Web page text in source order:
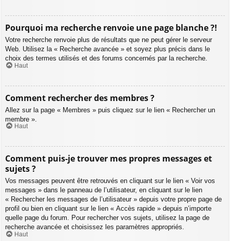
Pourquoi ma recherche renvoie une page blanche ?!
Votre recherche renvoie plus de résultats que ne peut gérer le serveur
Web. Utilisez la « Recherche avancée » et soyez plus précis dans le
choix des termes utilisés et des forums concernés par la recherche.
Haut
Comment rechercher des membres ?
Allez sur la page « Membres » puis cliquez sur le lien « Rechercher un
membre ».
Haut
Comment puis-je trouver mes propres messages et
sujets ?
Vos messages peuvent être retrouvés en cliquant sur le lien « Voir vos
messages » dans le panneau de l’utilisateur, en cliquant sur le lien
« Rechercher les messages de l’utilisateur » depuis votre propre page de
profil ou bien en cliquant sur le lien « Accès rapide » depuis n’importe
quelle page du forum. Pour rechercher vos sujets, utilisez la page de
recherche avancée et choisissez les paramètres appropriés.
Haut